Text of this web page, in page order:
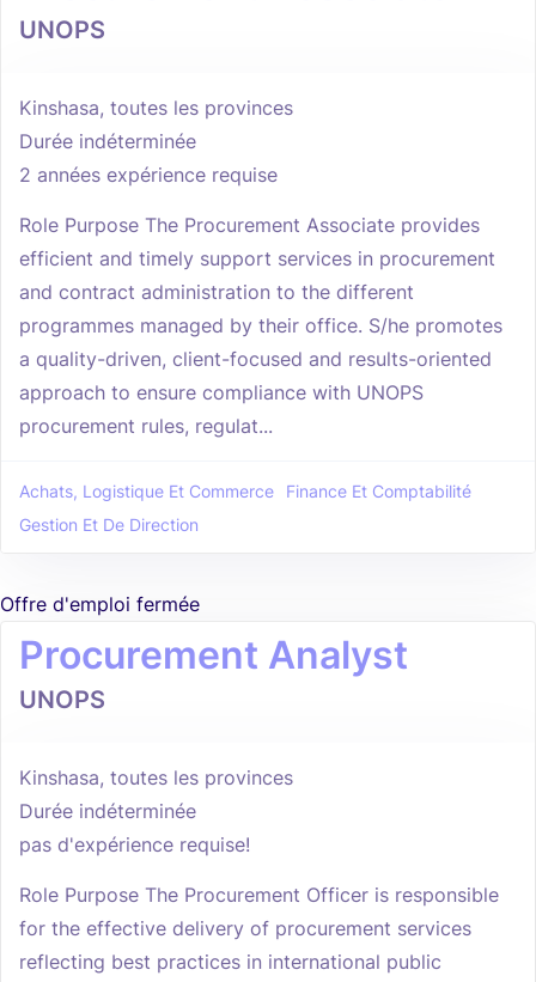
UNOPS
Kinshasa, toutes les provinces
Durée indéterminée
2 années expérience requise
Role Purpose The Procurement Associate provides
efficient and timely support services in procurement
and contract administration to the different
programmes managed by their office. S/he promotes
a quality-driven, client-focused and results-oriented
approach to ensure compliance with UNOPS
procurement rules, regulat...
Achats, Logistique Et Commerce
Finance Et Comptabilité
Gestion Et De Direction
Offre d'emploi fermée
Procurement Analyst
UNOPS
Kinshasa, toutes les provinces
Durée indéterminée
pas d'expérience requise!
Role Purpose The Procurement Officer is responsible
for the effective delivery of procurement services
reflecting best practices in international public